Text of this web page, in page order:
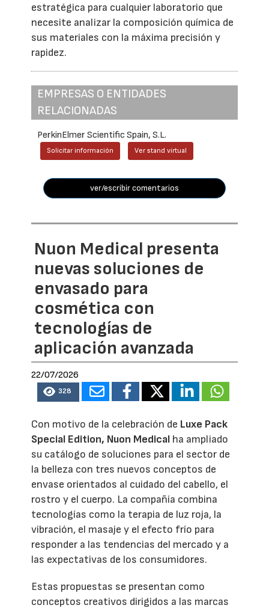
estratégica para cualquier laboratorio que
necesite analizar la composición química de
sus materiales con la máxima precisión y
rapidez.
EMPRESAS O ENTIDADES
RELACIONADAS
PerkinElmer Scientific Spain, S.L.
Solicitar información Ver stand virtual
ver/escribir comentarios
Nuon Medical presenta
nuevas soluciones de
envasado para
cosmética con
tecnologías de
aplicación avanzada
22/07/2026
328
Con motivo de la celebración de Luxe Pack
Special Edition, Nuon Medical ha ampliado
su catálogo de soluciones para el sector de
la belleza con tres nuevos conceptos de
envase orientados al cuidado del cabello, el
rostro y el cuerpo. La compañía combina
tecnologías como la terapia de luz roja, la
vibración, el masaje y el efecto frío para
responder a las tendencias del mercado y a
las expectativas de los consumidores.
Estas propuestas se presentan como
conceptos creativos dirigidos a las marcas